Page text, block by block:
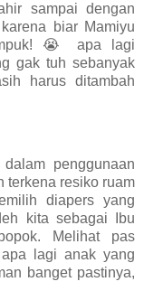
sampai dengan
biar Mamiyu
😭 apa lagi
gak tuh sebanyak
harus ditambah
penggunaan
terkena resiko ruam
diapers yang
kita sebagai Ibu
Melihat pas
lagi anak yang
banget pastinya,